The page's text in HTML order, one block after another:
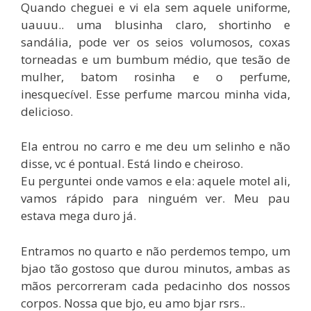
Quando cheguei e vi ela sem aquele uniforme,
uauuu.. uma blusinha claro, shortinho e
sandália, pode ver os seios volumosos, coxas
torneadas e um bumbum médio, que tesão de
mulher, batom rosinha e o perfume,
inesquecível. Esse perfume marcou minha vida,
delicioso.
Ela entrou no carro e me deu um selinho e não
disse, vc é pontual. Está lindo e cheiroso.
Eu perguntei onde vamos e ela: aquele motel ali,
vamos rápido para ninguém ver. Meu pau
estava mega duro já.
Entramos no quarto e não perdemos tempo, um
bjao tão gostoso que durou minutos, ambas as
mãos percorreram cada pedacinho dos nossos
corpos. Nossa que bjo, eu amo bjar rsrs..